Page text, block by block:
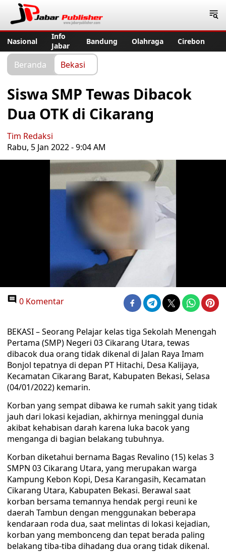
Nasional
Info
Jabar
Bandung Olahraga Cirebon
Beranda Bekasi
Siswa SMP Tewas Dibacok
Dua OTK di Cikarang
Tim Redaksi
Rabu, 5 Jan 2022 - 9:04 AM
0 Komentar
BEKASI – Seorang Pelajar kelas tiga Sekolah Menengah
Pertama (SMP) Negeri 03 Cikarang Utara, tewas
dibacok dua orang tidak dikenal di Jalan Raya Imam
Bonjol tepatnya di depan PT Hitachi, Desa Kalijaya,
Kecamatan Cikarang Barat, Kabupaten Bekasi, Selasa
(04/01/2022) kemarin.
Korban yang sempat dibawa ke rumah sakit yang tidak
jauh dari lokasi kejadian, akhirnya meninggal dunia
akibat kehabisan darah karena luka bacok yang
menganga di bagian belakang tubuhnya.
Korban diketahui bernama Bagas Revalino (15) kelas 3
SMPN 03 Cikarang Utara, yang merupakan warga
Kampung Kebon Kopi, Desa Karangasih, Kecamatan
Cikarang Utara, Kabupaten Bekasi. Berawal saat
korban bersama temannya hendak pergi reuni ke
daerah Tambun dengan menggunakan beberapa
kendaraan roda dua, saat melintas di lokasi kejadian,
korban yang membonceng dan tepat berada paling
belakang tiba-tiba dihadang dua orang tidak dikenal.